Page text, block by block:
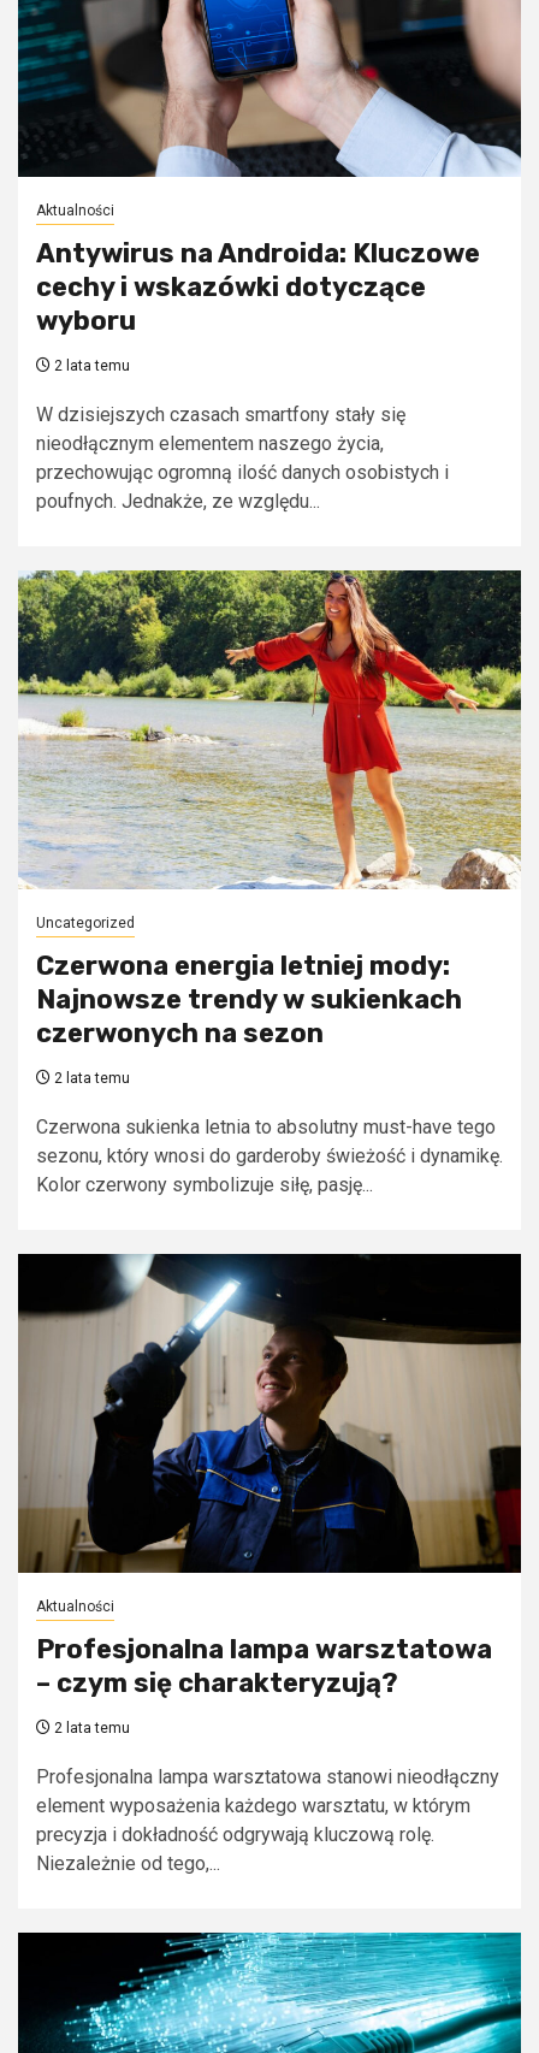
Aktualności
Antywirus na Androida: Kluczowe
cechy i wskazówki dotyczące
wyboru
2 lata temu
W dzisiejszych czasach smartfony stały się
nieodłącznym elementem naszego życia,
przechowując ogromną ilość danych osobistych i
poufnych. Jednakże, ze względu...
Uncategorized
Czerwona energia letniej mody:
Najnowsze trendy w sukienkach
czerwonych na sezon
2 lata temu
Czerwona sukienka letnia to absolutny must-have tego
sezonu, który wnosi do garderoby świeżość i dynamikę.
Kolor czerwony symbolizuje siłę, pasję...
Aktualności
Profesjonalna lampa warsztatowa
– czym się charakteryzują?
2 lata temu
Profesjonalna lampa warsztatowa stanowi nieodłączny
element wyposażenia każdego warsztatu, w którym
precyzja i dokładność odgrywają kluczową rolę.
Niezależnie od tego,...